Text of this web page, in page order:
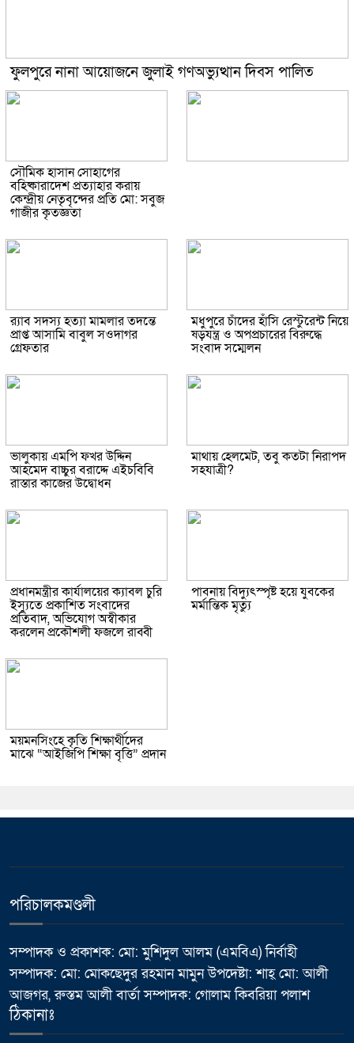
ফুলপুরে নানা আয়োজনে জুলাই গণঅভ্যুত্থান দিবস পালিত
সৌমিক হাসান সোহাগের
বহিষ্কারাদেশ প্রত্যাহার করায়
কেন্দ্রীয় নেতৃবৃন্দের প্রতি মো: সবুজ
গাজীর কৃতজ্ঞতা
র‌্যাব সদস্য হত্যা মামলার তদন্তে
প্রাপ্ত আসামি বাবুল সওদাগর
গ্রেফতার
মধুপুরে চাঁদের হাঁসি রেস্টুরেন্ট নিয়ে
ষড়যন্ত্র ও অপপ্রচারের বিরুদ্ধে
সংবাদ সম্মেলন
ভালুকায় এমপি ফখর উদ্দিন
আহমেদ বাচ্চুর বরাদ্দে এইচবিবি
রাস্তার কাজের উদ্বোধন
মাথায় হেলমেট, তবু কতটা নিরাপদ
সহযাত্রী?
প্রধানমন্ত্রীর কার্যালয়ের ক্যাবল চুরি
ইস্যুতে প্রকাশিত সংবাদের
প্রতিবাদ, অভিযোগ অস্বীকার
করলেন প্রকৌশলী ফজলে রাব্বী
পাবনায় বিদ্যুৎস্পৃষ্ট হয়ে যুব‌কের
মর্মান্তিক মৃত্যু
ময়মনসিংহে কৃতি শিক্ষার্থীদের
মাঝে “আইজিপি শিক্ষা বৃত্তি” প্রদান
পরিচালকমণ্ডলী
সম্পাদক ও প্রকাশক: মো: মুশিদুল আলম (এমবিএ) নির্বাহী
সম্পাদক: মো: মোকছেদুর রহমান মামুন উপদেষ্টা: শাহ্ মো: আলী
আজগর, রুস্তম আলী বার্তা সম্পাদক: গোলাম কিবরিয়া পলাশ
ঠিকানাঃ